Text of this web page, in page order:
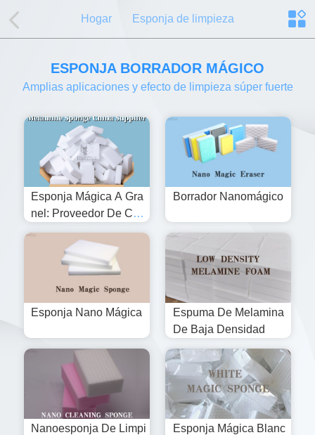
Hogar Esponja de limpieza
ESPONJA BORRADOR MÁGICO
Amplias aplicaciones y efecto de limpieza súper fuerte
Esponja Mágica A Gra
Nel: Proveedor De Chin
A De Esponja De Mela
Borrador Nanomágico
Esponja Nano Mágica
Espuma De Melamina
De Baja Densidad
Nanoesponja De Limpi
Esponja Mágica Blanc